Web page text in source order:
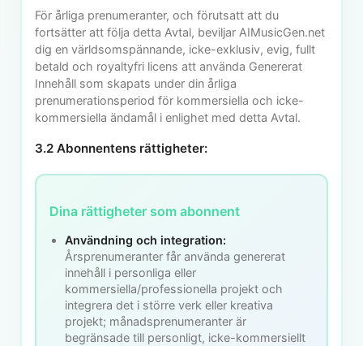
För årliga prenumeranter, och förutsatt att du
fortsätter att följa detta Avtal, beviljar AIMusicGen.net
dig en världsomspännande, icke-exklusiv, evig, fullt
betald och royaltyfri licens att använda Genererat
Innehåll som skapats under din årliga
prenumerationsperiod för kommersiella och icke-
kommersiella ändamål i enlighet med detta Avtal.
3.2 Abonnentens rättigheter:
Dina rättigheter som abonnent
Användning och integration:
Årsprenumeranter får använda genererat
innehåll i personliga eller
kommersiella/professionella projekt och
integrera det i större verk eller kreativa
projekt; månadsprenumeranter är
begränsade till personligt, icke-kommersiellt